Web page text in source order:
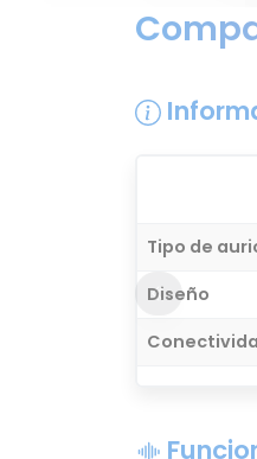
Tipo de
Diseño